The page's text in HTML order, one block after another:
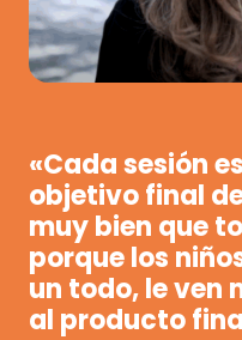
«Cada sesión
objetivo final
muy bien que
porque los
un todo, le ven
al producto